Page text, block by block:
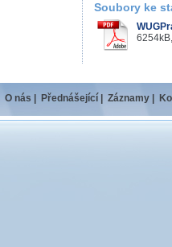
Soubory ke
O nás Přednášející Záznamy